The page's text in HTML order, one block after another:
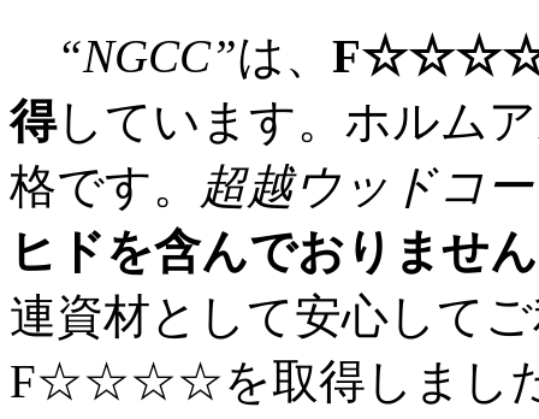
“NGCC”は、 F☆☆☆☆
得しています。ホルム
格です。 超越ウッドコ
ヒドを含んでおりません
連資材として安心して
F☆☆☆☆を取得しました